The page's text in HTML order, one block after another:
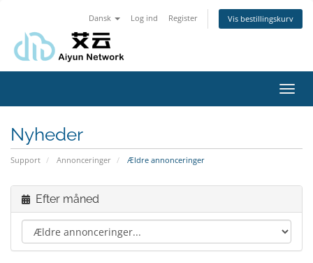
Dansk Log ind Register Vis bestillingskurv
Nyheder
Support Annonceringer Ældre annonceringer
Efter måned